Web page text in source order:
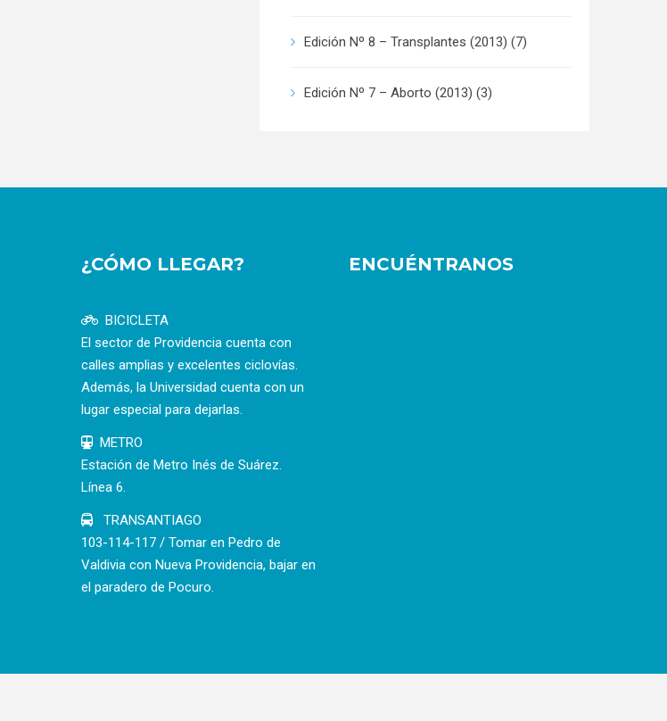
Edición Nº 8 – Transplantes (2013) (7)
Edición Nº 7 – Aborto (2013) (3)
¿CÓMO LLEGAR?
BICICLETA
El sector de Providencia cuenta con
calles amplias y excelentes ciclovías.
Además, la Universidad cuenta con un
lugar especial para dejarlas.
METRO
Estación de Metro Inés de Suárez.
Línea 6.
TRANSANTIAGO
103-114-117 / Tomar en Pedro de
Valdivia con Nueva Providencia, bajar en
el paradero de Pocuro.
ENCUÉNTRANOS